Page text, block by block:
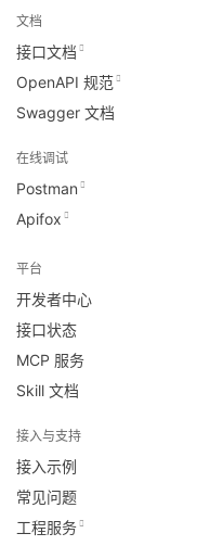
文档
接口文档
OpenAPI 规范
Swagger 文档
在线调试
Postman
Apifox
平台
开发者中心
接口状态
MCP 服务
Skill 文档
接入与支持
接入示例
常见问题
工程服务